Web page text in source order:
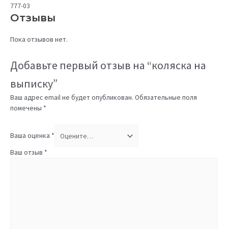
777-03
Отзывы
Пока отзывов нет.
Добавьте первый отзыв на “коляска на
выписку”
Ваш адрес email не будет опубликован. Обязательные поля
помечены *
Ваша оценка *
Ваш отзыв *